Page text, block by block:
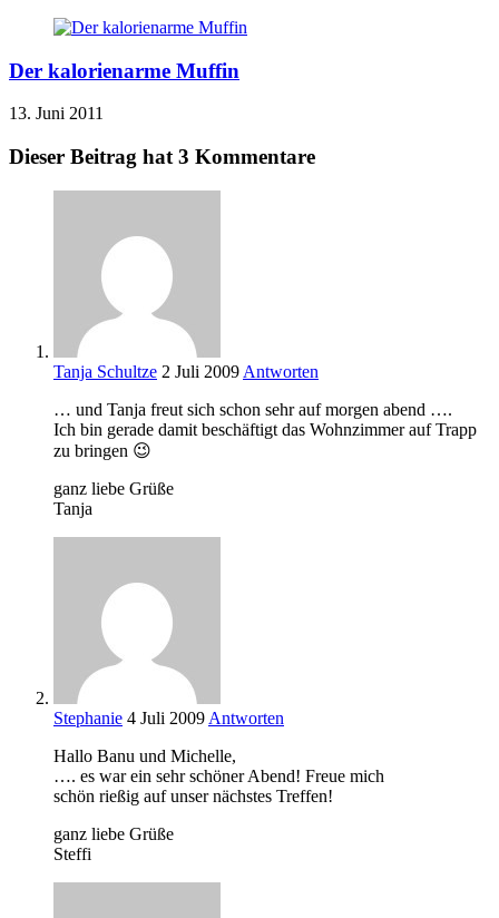
Der kalorienarme Muffin
13. Juni 2011
Dieser Beitrag hat 3 Kommentare
Tanja Schultze 2 Juli 2009 Antworten
… und Tanja freut sich schon sehr auf morgen abend ….
Ich bin gerade damit beschäftigt das Wohnzimmer auf Trapp
zu bringen 😉
ganz liebe Grüße
Tanja
Stephanie 4 Juli 2009 Antworten
Hallo Banu und Michelle,
…. es war ein sehr schöner Abend! Freue mich
schön rießig auf unser nächstes Treffen!
ganz liebe Grüße
Steffi